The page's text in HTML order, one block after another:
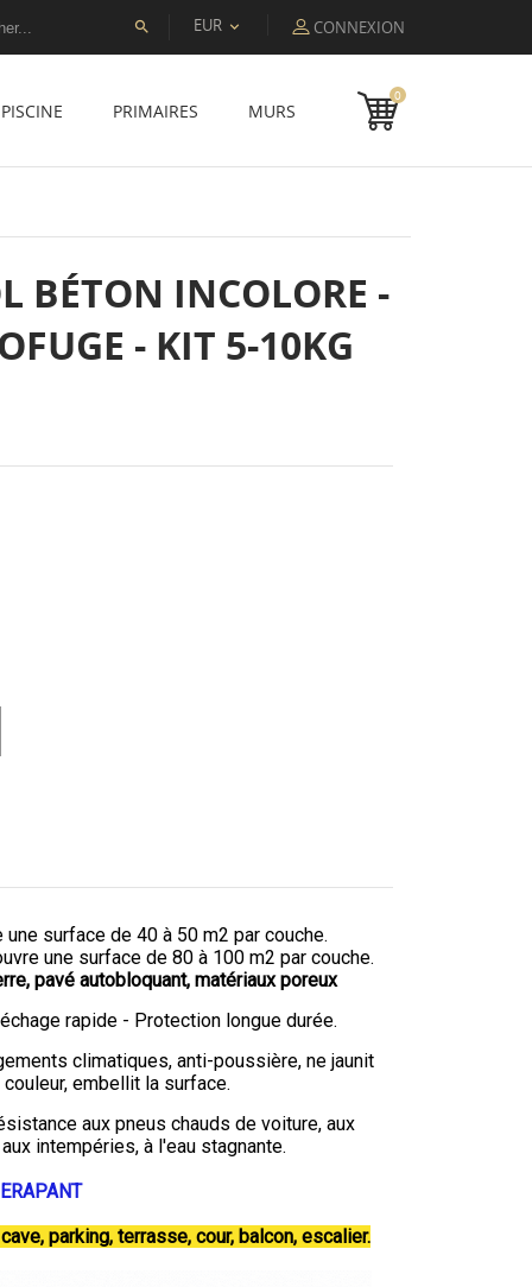
 EUR  CONNEXION
PRIMAIRES MURS
0
BÉTON INCOLORE -
- KIT 5-10KG
surface de 40 à 50 m2 par couche.
une surface de 80 à 100 m2 par couche.
pavé autobloquant, matériaux poreux
rapide - Protection longue durée.
climatiques, anti-poussière, ne jaunit
embellit la surface.
aux pneus chauds de voiture, aux
intempéries, à l'eau stagnante.
parking, terrasse, cour, balcon, escalier.